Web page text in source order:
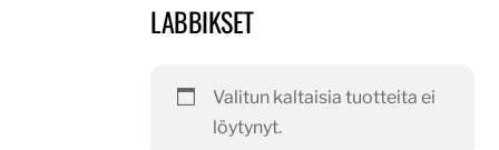
LABBIKSET
Valitun kaltaisia tuotteita ei
löytynyt.